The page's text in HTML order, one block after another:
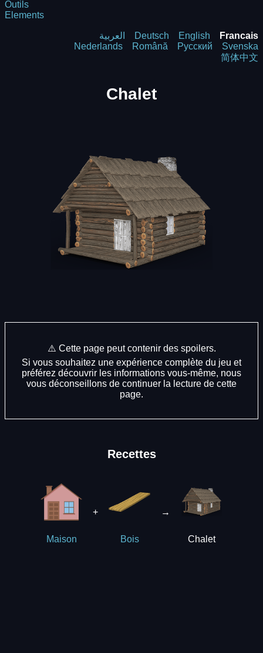
Outils
Elements
العربية Deutsch English
Francais
Nederlands
Română Русский
Svenska
简体中文
Chalet
⚠️ Cette page peut contenir des spoilers.
Si vous souhaitez une expérience complète du jeu et
préférez découvrir les informations vous-même, nous
vous déconseillons de continuer la lecture de cette
page.
Recettes
Maison
+
Bois
→
Chalet